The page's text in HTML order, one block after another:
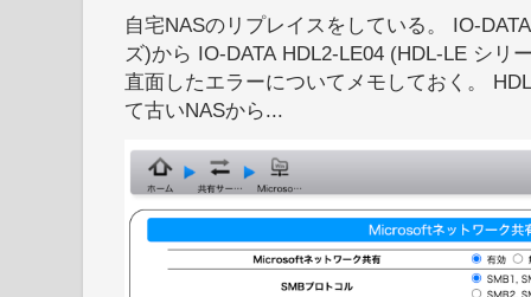
自宅NASのリプレイスをしている。 IO-
ズ)から IO-DATA HDL2-LE04 (HDL-LE シリ
直面したエラーについてメモしておく。
て古いNASから...